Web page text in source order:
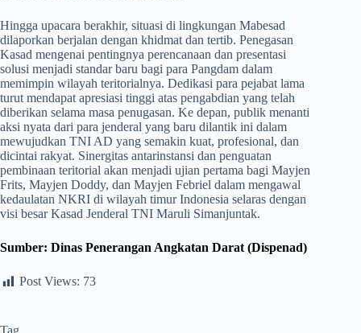
​Hingga upacara berakhir, situasi di lingkungan Mabesad
dilaporkan berjalan dengan khidmat dan tertib. Penegasan
Kasad mengenai pentingnya perencanaan dan presentasi
solusi menjadi standar baru bagi para Pangdam dalam
memimpin wilayah teritorialnya. Dedikasi para pejabat lama
turut mendapat apresiasi tinggi atas pengabdian yang telah
diberikan selama masa penugasan. Ke depan, publik menanti
aksi nyata dari para jenderal yang baru dilantik ini dalam
mewujudkan TNI AD yang semakin kuat, profesional, dan
dicintai rakyat. Sinergitas antarinstansi dan penguatan
pembinaan teritorial akan menjadi ujian pertama bagi Mayjen
Frits, Mayjen Doddy, dan Mayjen Febriel dalam mengawal
kedaulatan NKRI di wilayah timur Indonesia selaras dengan
visi besar Kasad Jenderal TNI Maruli Simanjuntak.
Sumber: Dinas Penerangan Angkatan Darat (Dispenad)
Post Views: 73
Tag